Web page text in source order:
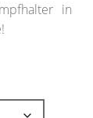
in